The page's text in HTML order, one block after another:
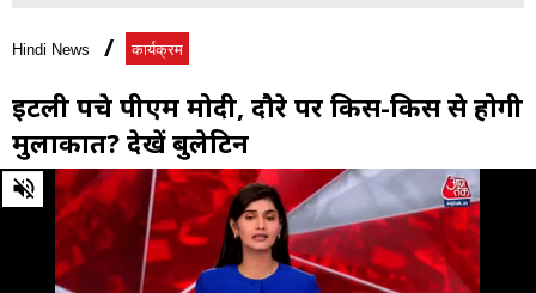
Hindi News कार्यक्रम
इटली पहुंचे पीएम मोदी, दौरे पर किस-किस से होगी
मुलाकात? देखें बुलेटिन
0
of
minutes,
seconds